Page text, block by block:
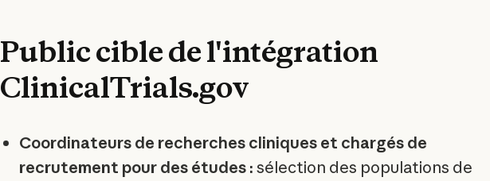
Public cible de l'intégration
ClinicalTrials.gov
Coordinateurs de recherches cliniques et chargés de
recrutement pour des études :sélection des populations de